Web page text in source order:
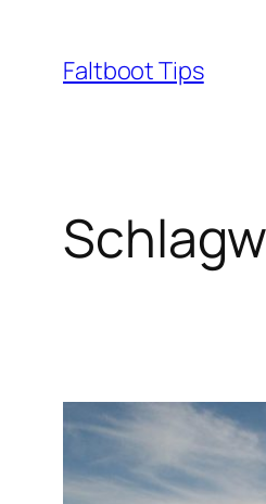
Inhalt
springen
Faltboot Tips